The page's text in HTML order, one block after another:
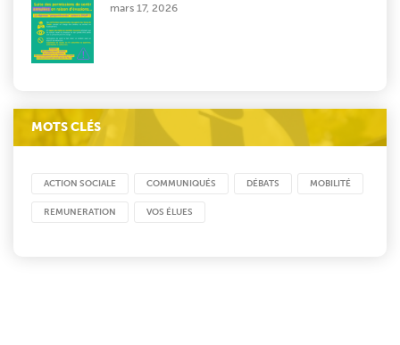
mars 17, 2026
MOTS CLÉS
ACTION SOCIALE COMMUNIQUÉS DÉBATS MOBILITÉ
REMUNERATION VOS ÉLUES